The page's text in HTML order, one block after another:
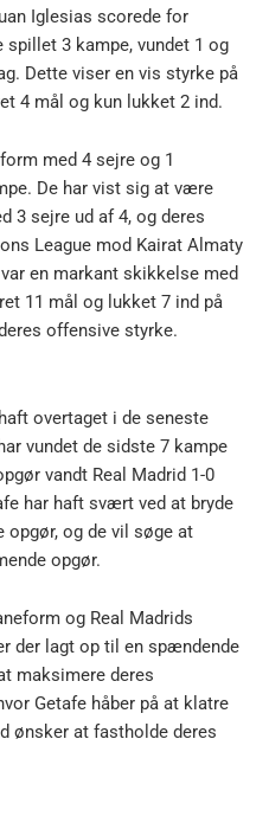
Iglesias scorede for
spillet 3 kampe, vundet 1 og
Dette viser en vis styrke på
4 mål og kun lukket 2 ind.
med 4 sejre og 1
De har vist sig at være
3 sejre ud af 4, og deres
League mod Kairat Almaty
en markant skikkelse med
11 mål og lukket 7 ind på
offensive styrke.
overtaget i de seneste
vundet de sidste 7 kampe
vandt Real Madrid 1-0
har haft svært ved at bryde
opgør, og de vil søge at
opgør.
og Real Madrids
der lagt op til en spændende
maksimere deres
Getafe håber på at klatre
ønsker at fastholde deres